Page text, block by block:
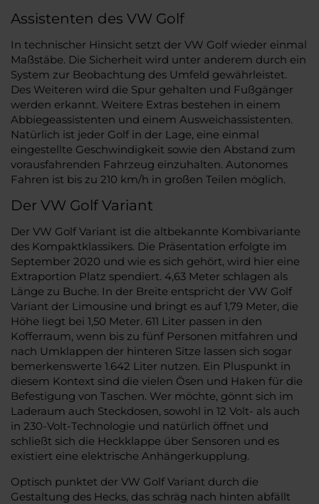
Assistenten des VW Golf
In technischer Hinsicht setzt der VW Golf wieder einmal
Maßstäbe. Die Sicherheit wird unter anderem durch ein
System zur Beobachtung des Umfeld gewährleistet.
Des Weiteren wird die Spur gehalten und Fußgänger
werden erkannt. Weitere Extras bestehen in einem
Abbiegeassistenten und einem Ausweichassistenten.
Natürlich ist jeder Golf in der Lage, eine einmal
eingestellte Geschwindigkeit sowie den Abstand zum
vorausfahrenden Fahrzeug einzuhalten. Autonomes
Fahren ist bis zu 210 km/h in großen Teilen möglich.
Der VW Golf Variant
Der VW Golf Variant ist die altbekannte Kombivariante
des Kompaktklassikers. Die Präsentation erfolgte im
September 2020 und wie es sich gehört, wird hier eine
Extraportion Platz spendiert. 4,63 Meter schlagen als
Länge zu Buche. In der Breite entspricht der VW Golf
Variant der Limousine und bringt es auf 1,79 Meter, die
Höhe liegt bei 1,50 Meter. 611 Liter passen in den
Kofferraum, wenn bis zu fünf Personen mitfahren und
nach Umklappen der hinteren Sitze lassen sich sogar
bemerkenswerte 1.642 Liter nutzen. Ein Pluspunkt in
diesem Kontext sind die vielen Ösen und Haken für die
Befestigung von Taschen. Wer möchte, gönnt sich im
Laderaum auch Steckdosen, sowohl in 12 Volt- als auch
in 230-Volt-Technologie und natürlich öffnet und
schließt sich die Heckklappe über Sensoren und es
existiert eine elektrische Anhängerkupplung.
Optisch punktet der VW Golf Variant durch die
Gestaltung des Hecks, das schräg nach hinten abfällt